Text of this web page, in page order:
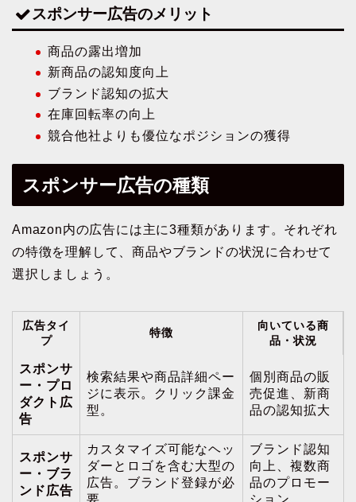
スポンサー広告のメリット
商品の露出増加
新商品の認知度向上
ブランド認知の拡大
在庫回転率の向上
競合他社よりも優位なポジションの獲得
スポンサー広告の種類
Amazon内の広告には主に3種類があります。それぞれ
の特徴を理解して、商品やブランドの状況に合わせて
選択しましょう。
広告タイ
プ
特徴
向いている商
品・状況
スポンサ
ー・プロ
ダクト広
告
検索結果や商品詳細ペー
ジに表示。クリック課金
型。
個別商品の販
売促進、新商
品の認知拡大
スポンサ
ー・ブラ
ンド広告
カスタマイズ可能なヘッ
ダーとロゴを含む大型の
広告。ブランド登録が必
要。
ブランド認知
向上、複数商
品のプロモー
ション